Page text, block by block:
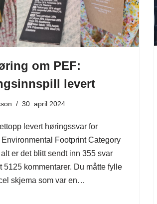
om PEF:
levert
30. april 2024
levert høringssvar for
Environmental Footprint Category
er det blitt sendt inn 355 svar
5125 kommentarer. Du måtte fylle
skjema som var en…